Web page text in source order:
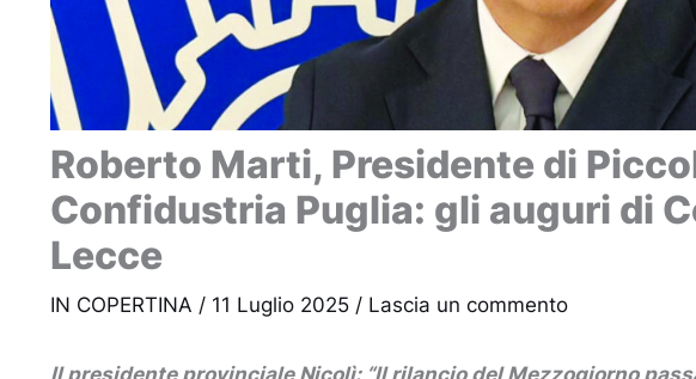
Roberto Marti, Presidente di
Confidustria Puglia: gli auguri di
Lecce
IN COPERTINA / 11 Luglio 2025 / Lascia un commento